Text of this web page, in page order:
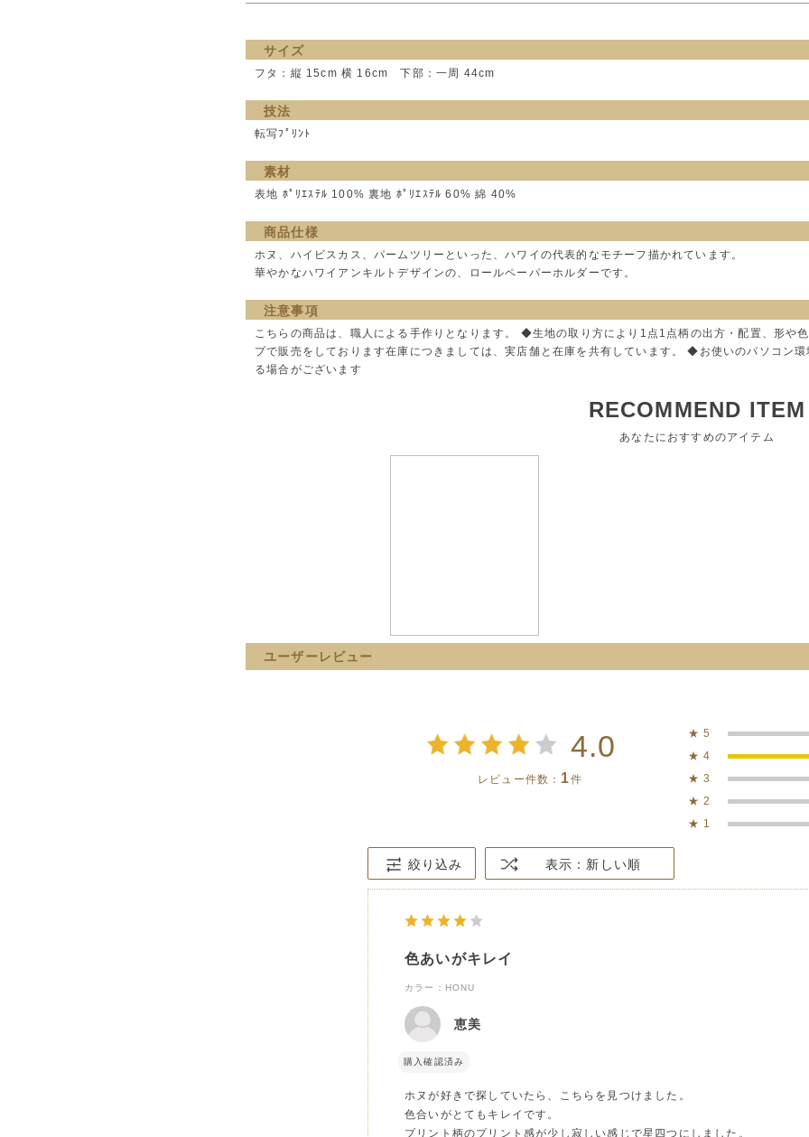
サイズ
フタ：縦 15cm 横 16cm 下部：一周 44cm
技法
転写ﾌﾟﾘﾝﾄ
素材
表地 ﾎﾟﾘｴｽﾃﾙ 100% 裏地 ﾎﾟﾘｴｽﾃﾙ 60% 綿 40%
商品仕様
ホヌ、ハイビスカス、パームツリーといった、ハワイの代表的なモチーフ描かれています。
華やかなハワイアンキルトデザインの、ロールペーパーホルダーです。
注意事項
こちらの商品は、職人による手作りとなります。 ◆生地の取り方により1点1点柄の出方・配置、形や
プで販売をしております在庫につきましては、実店舗と在庫を共有しています。 ◆お使いのパソコン
る場合がございます
RECOMMEND ITEM
あなたにおすすめのアイテム
ユーザーレビュー
4.0
レビュー件数： 1件
★ 5
★ 4
★ 3
★ 2
★ 1
絞り込み 表示：新しい順
色あいがキレイ
カラー：HONU
恵美
購入確認済み
ホヌが好きで探していたら、こちらを見つけました。
色合いがとてもキレイです。
プリント柄のプリント感が少し寂しい感じで星四つにしました。